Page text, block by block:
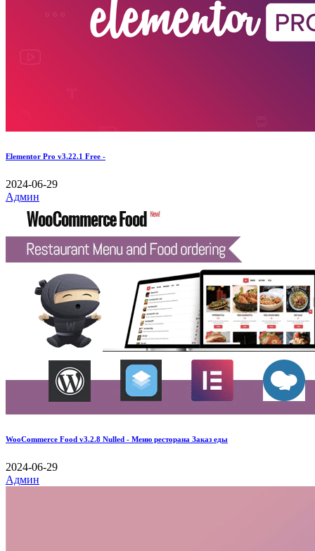
Elementor Pro v3.22.1 Free -
2024-06-29
Админ
WooCommerce Food v3.2.8 Nulled - Меню ресторана Заказ еды
2024-06-29
Админ